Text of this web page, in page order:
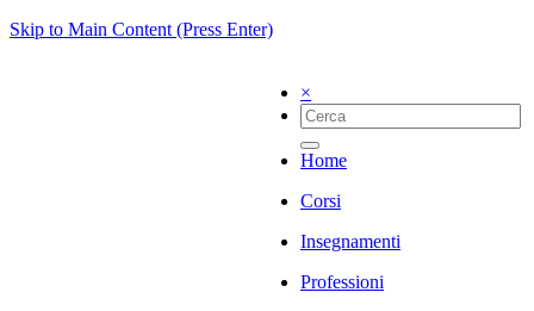
Skip to Main Content (Press Enter)
×
Home
Corsi
Insegnamenti
Professioni